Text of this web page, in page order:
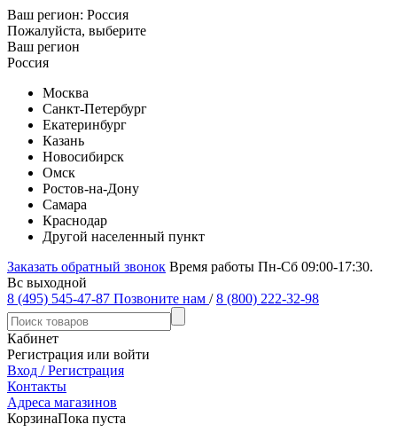
Ваш регион: Россия
Пожалуйста, выберите
Ваш регион
Россия
Москва
Санкт-Петербург
Екатеринбург
Казань
Новосибирск
Омск
Ростов-на-Дону
Самара
Краснодар
Другой населенный пункт
Заказать обратный звонок Время работы Пн-Сб 09:00-17:30.
Вс выходной
8 (495) 545-47-87 Позвоните нам / 8 (800) 222-32-98
Кабинет
Регистрация или войти
Вход / Регистрация
Контакты
Адреса магазинов
КорзинаПока пуста